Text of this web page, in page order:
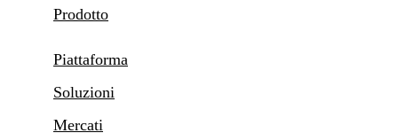
Prodotto
Piattaforma
Soluzioni
Mercati